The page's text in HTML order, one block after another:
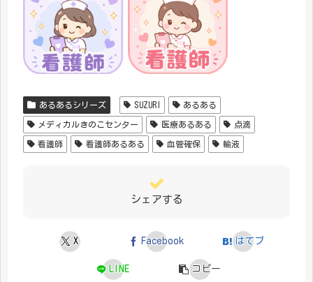
あるあるシリーズ SUZURI あるある
メディカルきのこセンター 医療あるある 点滴
看護師 看護師あるある 血管確保 輸液
シェアする
X Facebook はてブ
LINE コピー